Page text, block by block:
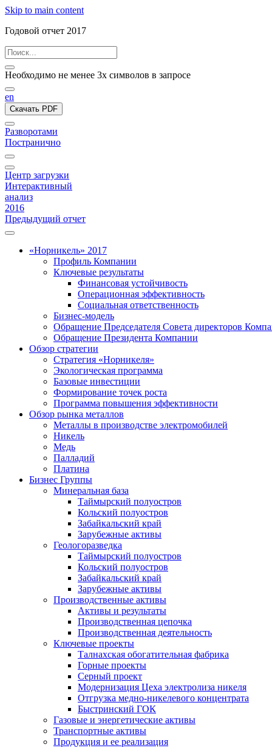
Skip to main content
Годовой отчет 2017
Необходимо не менее 3х символов в запросе
en
Скачать PDF
Разворотами
Постранично
Центр загрузки
Интерактивный
анализ
2016
Предыдущий отчет
«Норникель» 2017
Профиль Компании
Ключевые результаты
Финансовая устойчивость
Операционная эффективность
Социальная ответственность
Бизнес-модель
Обращение Председателя Совета директоров
Обращение Президента Компании
Обзор стратегии
Стратегия «Норникеля»
Экологическая программа
Базовые инвестиции
Формирование точек роста
Программа повышения эффективности
Обзор рынка металлов
Металлы в производстве электромобилей
Никель
Медь
Палладий
Платина
Бизнес Группы
Минеральная база
Таймырский полуостров
Кольский полуостров
Забайкальский край
Зарубежные активы
Геологоразведка
Таймырский полуостров
Кольский полуостров
Забайкальский край
Зарубежные активы
Производственные активы
Активы и результаты
Производственная цепочка
Производственная деятельность
Ключевые проекты
Талнахская обогатительная фабрика
Горные проекты
Серный проект
Модернизация Цеха электролиза никеля
Отгрузка медно-никелевого концентрата
Быстринский ГОК
Газовые и энергетические активы
Транспортные активы
Продукция и ее реализация